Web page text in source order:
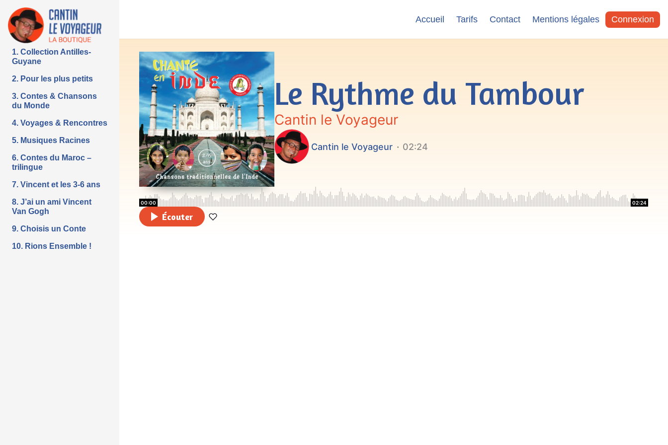
Accueil Tarifs Contact Mentions légales Connexion
1. Collection Antilles-
Guyane
2. Pour les plus petits
3. Contes & Chansons
du Monde
4. Voyages & Rencontres
5. Musiques Racines
6. Contes du Maroc –
trilingue
7. Vincent et les 3-6 ans
8. J’ai un ami Vincent
Van Gogh
9. Choisis un Conte
10. Rions Ensemble !
Le Rythme du Tambour
Cantin le Voyageur
Cantin le Voyageur 02:24
00:00 02:24
Écouter